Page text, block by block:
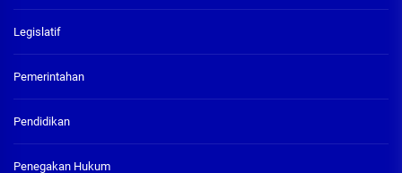
Legislatif
Pemerintahan
Pendidikan
Penegakan Hukum